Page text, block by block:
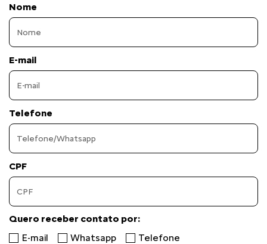
Nome
E-mail
Telefone
CPF
Quero receber contato por:
E-mail
Whatsapp Telefone